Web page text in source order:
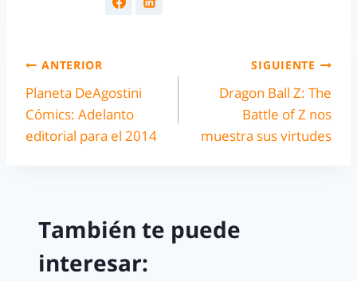
ANTERIOR
Planeta DeAgostini
Cómics: Adelanto
editorial para el 2014
SIGUIENTE
Dragon Ball Z: The
Battle of Z nos
muestra sus virtudes
También te puede
interesar: